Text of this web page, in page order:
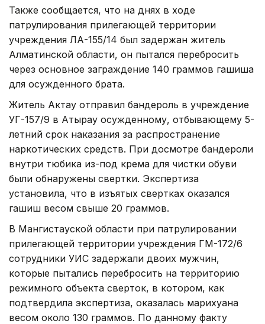
Также сообщается, что на днях в ходе
патрулирования прилегающей территории
учреждения ЛА-155/14 был задержан житель
Алматинской области, он пытался перебросить
через основное заграждение 140 граммов гашиша
для осужденного брата.
Житель Актау отправил бандероль в учреждение
УГ-157/9 в Атырау осужденному, отбывающему 5-
летний срок наказания за распространение
наркотических средств. При досмотре бандероли
внутри тюбика из-под крема для чистки обуви
были обнаружены свертки. Экспертиза
установила, что в изъятых свертках оказался
гашиш весом свыше 20 граммов.
В Мангистауской области при патрулировании
прилегающей территории учреждения ГМ-172/6
сотрудники УИС задержали двоих мужчин,
которые пытались перебросить на территорию
режимного объекта сверток, в котором, как
подтвердила экспертиза, оказалась марихуана
весом около 130 граммов. По данному факту